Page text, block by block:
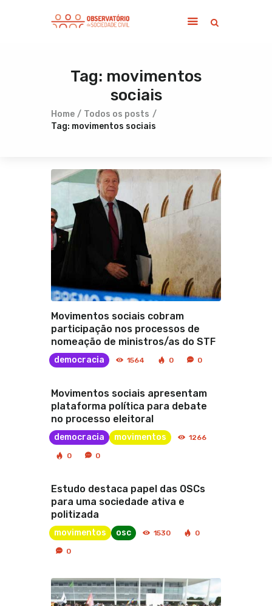
Tag: movimentos
sociais
Home
Todos os posts
Tag: movimentos sociais
Home
Notícias
Publicações
Movimentos sociais cobram
participação nos processos de
nomeação de ministros/as do STF
democracia 1564 0 0
Movimentos sociais apresentam
plataforma política para debate
no processo eleitoral
democracia movimentos 1266
0 0
Estudo destaca papel das OSCs
para uma sociedade ativa e
politizada
movimentos osc 1530 0
0